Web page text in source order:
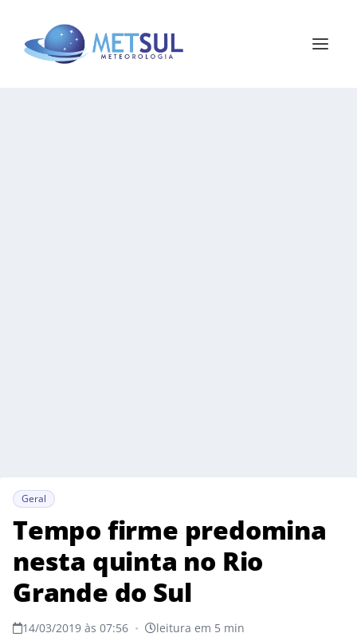
Geral
Tempo firme predomina
nesta quinta no Rio
Grande do Sul
14/03/2019 às 07:56 • leitura em 5 min